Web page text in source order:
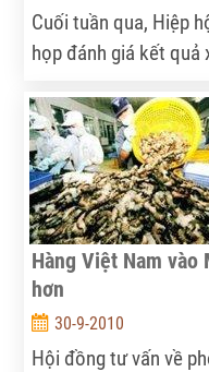
Cuối tuần qua, Hiệp
họp đánh giá kết quả
Nam đã bán hết gạo
không còn để bán.
Hàng Việt Nam vào
hơn
30-9-2010
Hội đồng tư vấn về